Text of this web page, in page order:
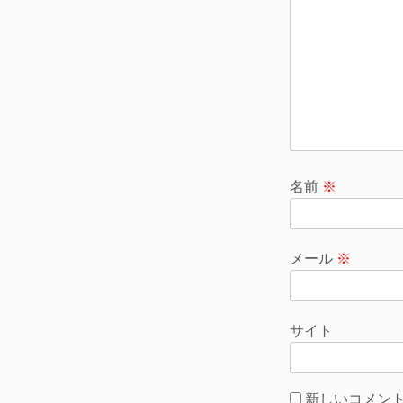
名前 ※
メール ※
サイト
新しいコメン